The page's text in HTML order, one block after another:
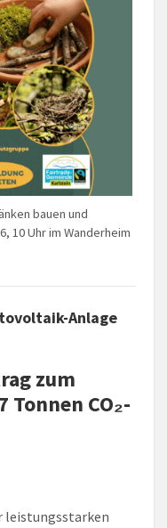
bauen und
10 Uhr im Wanderheim
Anlage
zum
CO₂-
leistungsstarken